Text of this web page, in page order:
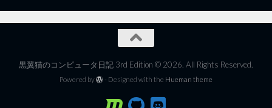
黒翼猫のコンピュータ日記 3rd Edition © 2026. All Rights Reserved.
Powered by - Designed with the Hueman theme